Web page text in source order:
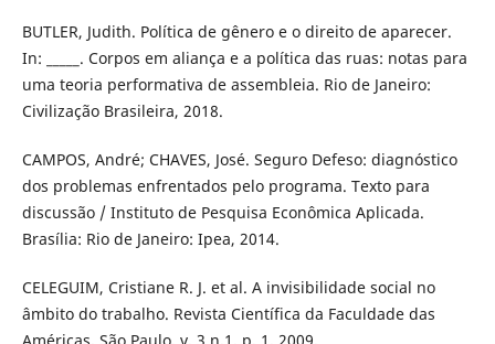
BUTLER, Judith. Política de gênero e o direito de aparecer.
In: _____. Corpos em aliança e a política das ruas: notas para
uma teoria performativa de assembleia. Rio de Janeiro:
Civilização Brasileira, 2018.
CAMPOS, André; CHAVES, José. Seguro Defeso: diagnóstico
dos problemas enfrentados pelo programa. Texto para
discussão / Instituto de Pesquisa Econômica Aplicada.
Brasília: Rio de Janeiro: Ipea, 2014.
CELEGUIM, Cristiane R. J. et al. A invisibilidade social no
âmbito do trabalho. Revista Científica da Faculdade das